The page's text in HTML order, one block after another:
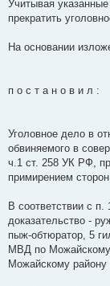
Учитывая
прекратить
На основании
п о с т а н о в и л :
Уголовное дело в
обвиняемого в
ч.1 ст. 258 УК РФ,
примирением
В соответствии с
доказательство -
пыж-обтюратор, 5
МВД по
Можайскому району